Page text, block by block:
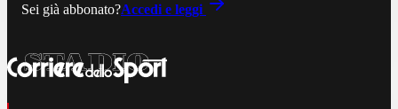
Sei già abbonato?Accedi e leggi